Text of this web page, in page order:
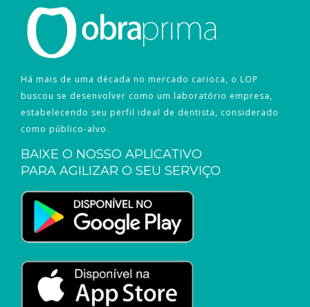
Há mais de uma década no mercado carioca, o LOP
buscou se desenvolver como um laboratório empresa,
estabelecendo seu perfil ideal de dentista, considerado
como público-alvo.
BAIXE O NOSSO APLICATIVO
PARA AGILIZAR O SEU SERVIÇO